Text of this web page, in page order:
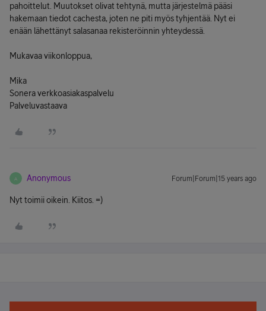
pahoittelut. Muutokset olivat tehtynä, mutta järjestelmä pääsi
hakemaan tiedot cachesta, joten ne piti myös tyhjentää. Nyt ei
enään lähettänyt salasanaa rekisteröinnin yhteydessä.
Mukavaa viikonloppua,
Mika
Sonera verkkoasiakaspalvelu
Palveluvastaava
A Anonymous Forum|Forum|15 years ago
Nyt toimii oikein. Kiitos. =)